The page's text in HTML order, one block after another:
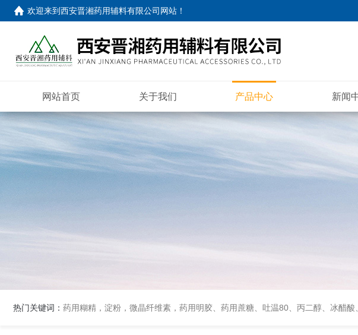
欢迎来到西安晋湘药用辅料有限公司网站 ！
网站首页 关于我们 产品中心 新闻
热门关键词： 药用糊精，淀粉，微晶纤维素，药用明胶、药用蔗糖、吐温80、丙二醇、冰醋酸、泊洛沙姆、乳膏基质、药用淀粉、药用糊精、硬脂酸镁、聚丙烯酸树脂系列、羧甲基淀粉钠、羧甲基纤维素钠、可溶性淀粉、甘露醇、羟丙纤维素、羟丙基甲基纤维素、乳糖、交联聚维酮、交联羧甲基纤维素钠